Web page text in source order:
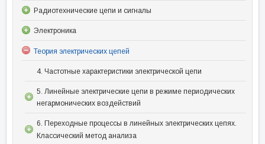
Радиотехнические цепи и сигналы
Электроника
Теория электрических цепей
4. Частотные характеристики электрической цепи
5. Линейные электрические цепи в режиме периодических
негармонических воздействий
6. Переходные процессы в линейных электрических цепях.
Классический метод анализа